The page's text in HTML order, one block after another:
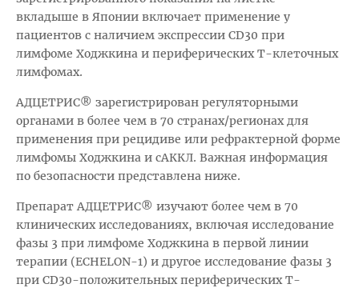
вкладыше в Японии включает применение у
пациентов с наличием экспрессии CD30 при
лимфоме Ходжкина и периферических Т-клеточных
лимфомах.
АДЦЕТРИС® зарегистрирован регуляторными
органами в более чем в 70 странах/регионах для
применения при рецидиве или рефрактерной форме
лимфомы Ходжкина и сАККЛ. Важная информация
по безопасности представлена ниже.
Препарат АДЦЕТРИС® изучают более чем в 70
клинических исследованиях, включая исследование
фазы 3 при лимфоме Ходжкина в первой линии
терапии (ECHELON-1) и другое исследование фазы 3
при CD30-положительных периферических Т-